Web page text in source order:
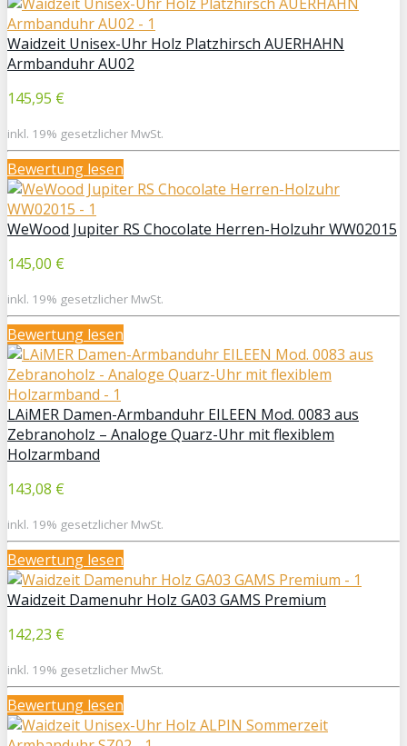
Waidzeit Unisex-Uhr Holz Platzhirsch AUERHAHN
Armbanduhr AU02
145,95 €
inkl. 19% gesetzlicher MwSt.
Bewertung lesen
WeWood Jupiter RS Chocolate Herren-Holzuhr WW02015
145,00 €
inkl. 19% gesetzlicher MwSt.
Bewertung lesen
LAiMER Damen-Armbanduhr EILEEN Mod. 0083 aus
Zebranoholz – Analoge Quarz-Uhr mit flexiblem
Holzarmband
143,08 €
inkl. 19% gesetzlicher MwSt.
Bewertung lesen
Waidzeit Damenuhr Holz GA03 GAMS Premium
142,23 €
inkl. 19% gesetzlicher MwSt.
Bewertung lesen